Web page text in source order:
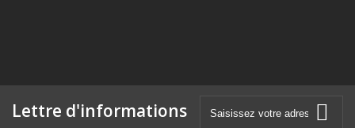
Lettre d'informations